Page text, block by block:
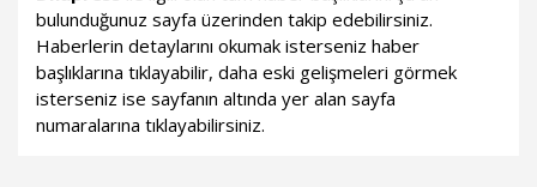
bulunduğunuz sayfa üzerinden takip edebilirsiniz.
Haberlerin detaylarını okumak isterseniz haber
başlıklarına tıklayabilir, daha eski gelişmeleri görmek
isterseniz ise sayfanın altında yer alan sayfa
numaralarına tıklayabilirsiniz.